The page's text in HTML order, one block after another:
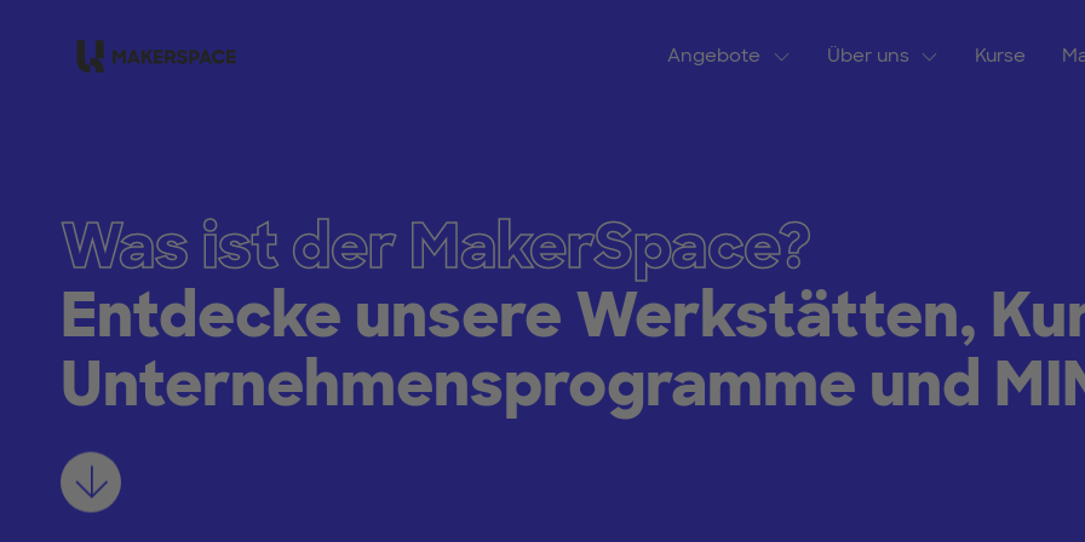
Angebote Über uns Kurse
Was ist der MakerSpace?
Entdecke unsere Werkstätten,
Unternehmensprogramme und
Mehr erfahren